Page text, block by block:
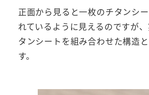
正面から見ると一枚のチタンシ
れているように見えるのですが
タンシートを組み合わせた構造
す。